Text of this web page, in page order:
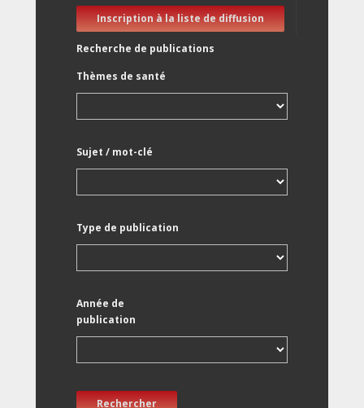
Inscription à la liste de diffusion
Recherche de publications
Thèmes de santé
Sujet / mot-clé
Type de publication
Année de
publication
Rechercher